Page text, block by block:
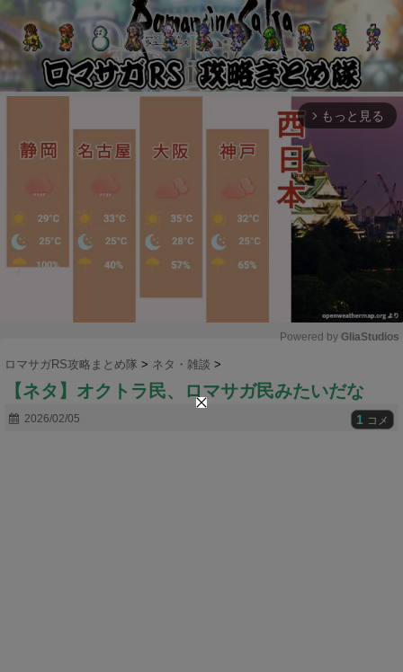
arrow_forward_ios もっと見る
u
Powered by GliaStudios
ロマサガRS攻略まとめ隊 > ネタ・雑談 >
【ネタ】オクトラ民、ロマサガ民みたいだな
2026/02/05 1 コメ